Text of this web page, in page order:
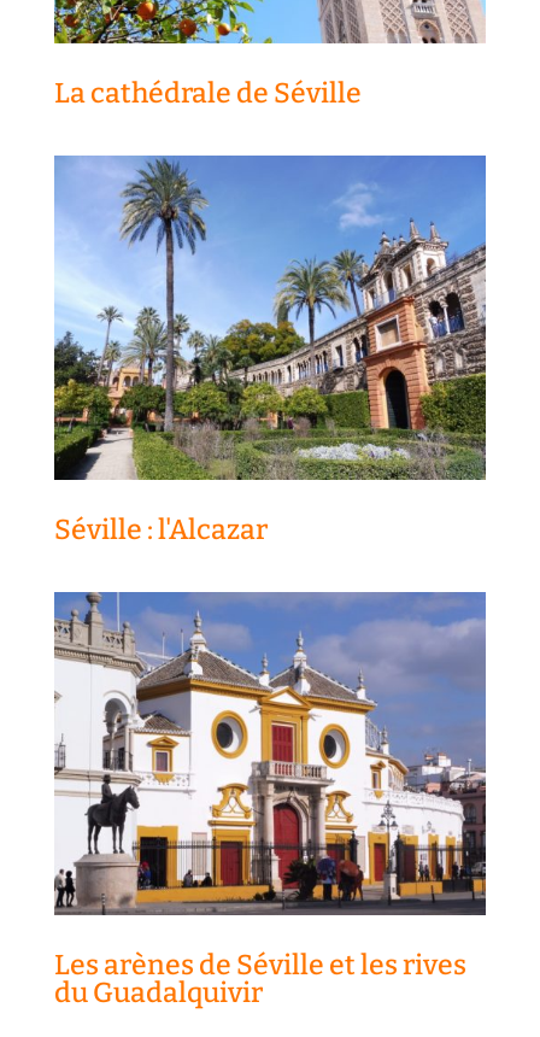
La cathédrale de Séville
Séville : l'Alcazar
Les arènes de Séville et les rives
du Guadalquivir